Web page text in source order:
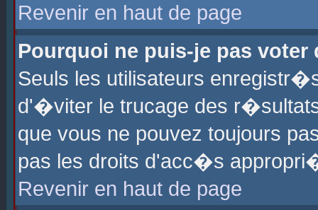
Revenir en haut de page
Pourquoi ne puis-je pas voter
Seuls les utilisateurs
d'�viter le trucage des
que vous ne pouvez toujours
pas les droits d'acc�s
Revenir en haut de page